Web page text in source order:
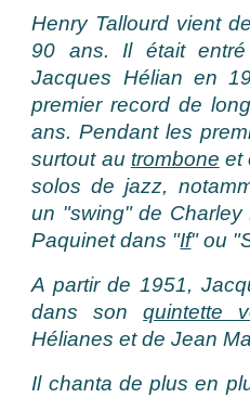
Henry Tallourd vient
90 ans. Il était
Jacques Hélian en
premier record de
ans. Pendant les
surtout au trombone et
solos de jazz,
un "swing" de
Paquinet dans "If" ou
A partir de 1951,
dans sonquintette
Hélianes et de Jean
Il chanta de plus en